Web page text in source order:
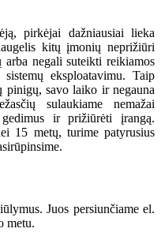
pirkėjai dažniausiai lieka
kitų įmonių neprižiūri
negali suteikti reikiamos
eksploatavimu. Taip
pinigų, savo laiko ir negauna
sulaukiame nemažai
ir prižiūrėti įrangą.
15 metų, turime patyrusius
Juos persiunčiame el.
metu.